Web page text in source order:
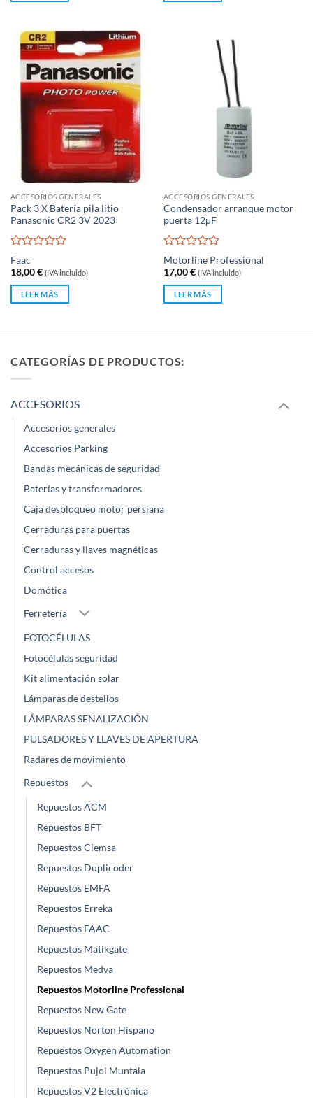
ACCESORIOS GENERALES
Pack 3 X Batería pila litio
Panasonic CR2 3V 2023
Valorado
con
0
5
Faac
18,00€ (IVA incluido)
LEER MÁS
ACCESORIOS GENERALES
Condensador arranque motor
puerta 12μF
Valorado
con
0
5
Motorline Professional
17,00€ (IVA incluido)
LEER MÁS
CATEGORÍAS DE PRODUCTOS:
ACCESORIOS
Accesorios generales
Accesorios Parking
Bandas mecánicas de seguridad
Baterías y transformadores
Caja desbloqueo motor persiana
Cerraduras para puertas
Cerraduras y llaves magnéticas
Control accesos
Domótica
Ferretería
FOTOCÉLULAS
Fotocélulas seguridad
Kit alimentación solar
Lámparas de destellos
LÁMPARAS SEÑALIZACIÓN
PULSADORES Y LLAVES DE APERTURA
Radares de movimiento
Repuestos
Repuestos ACM
Repuestos BFT
Repuestos Clemsa
Repuestos Duplicoder
Repuestos EMFA
Repuestos Erreka
Repuestos FAAC
Repuestos Matikgate
Repuestos Medva
Repuestos Motorline Professional
Repuestos New Gate
Repuestos Norton Hispano
Repuestos Oxygen Automation
Repuestos Pujol Muntala
Repuestos V2 Electrónica